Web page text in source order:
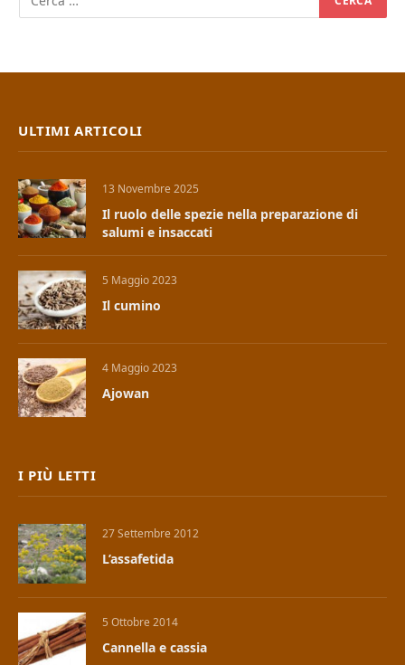
ULTIMI ARTICOLI
13 Novembre 2025
Il ruolo delle spezie nella preparazione di
salumi e insaccati
5 Maggio 2023
Il cumino
4 Maggio 2023
Ajowan
I PIÙ LETTI
27 Settembre 2012
L’assafetida
5 Ottobre 2014
Cannella e cassia